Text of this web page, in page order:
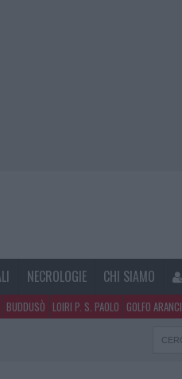
NECROLOGIE CHI SIAMO
BUDDUSÒ LOIRI P. S. PAOLO GOLFO ARANCI